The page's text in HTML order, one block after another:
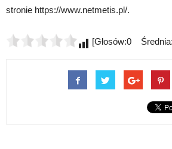
stronie https://www.netmetis.pl/.
[Głosów:0